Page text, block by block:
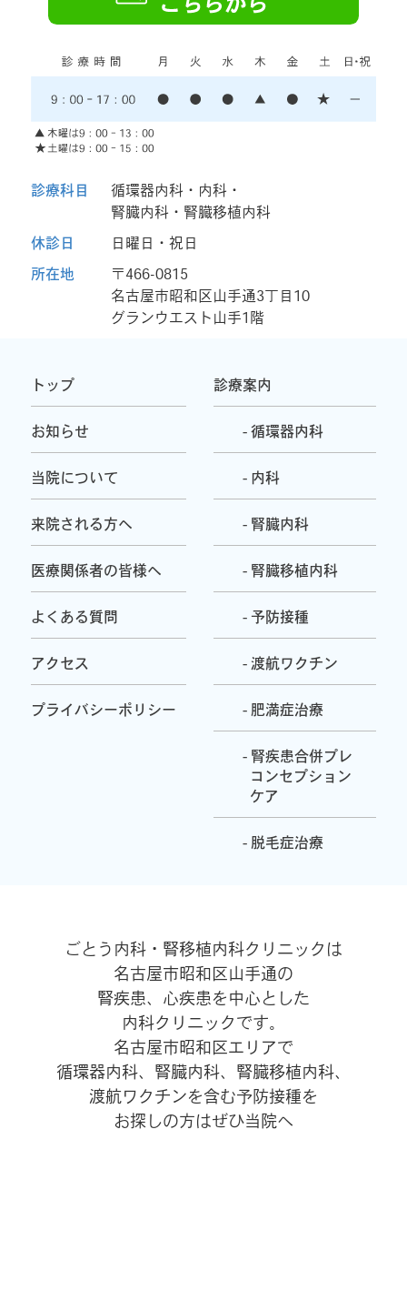
診療科目
循環器内科・内科・
腎臓内科・腎臓移植内科
休診日 日曜日・祝日
所在地
〒466-0815
名古屋市昭和区山手通3丁目10
グランウエスト山手1階
トップ
お知らせ
当院について
来院される方へ
医療関係者の皆様へ
よくある質問
アクセス
プライバシーポリシー
診療案内
- 循環器内科
- 内科
- 腎臓内科
- 腎臓移植内科
- 予防接種
- 渡航ワクチン
- 肥満症治療
- 腎疾患合併プレ
コンセプション
ケア
- 脱毛症治療
ごとう内科・腎移植内科クリニックは
名古屋市昭和区山手通の
腎疾患、心疾患を中心とした
内科クリニックです。
名古屋市昭和区エリアで
循環器内科、腎臓内科、腎臓移植内科、
渡航ワクチンを含む予防接種を
お探しの方はぜひ当院へ